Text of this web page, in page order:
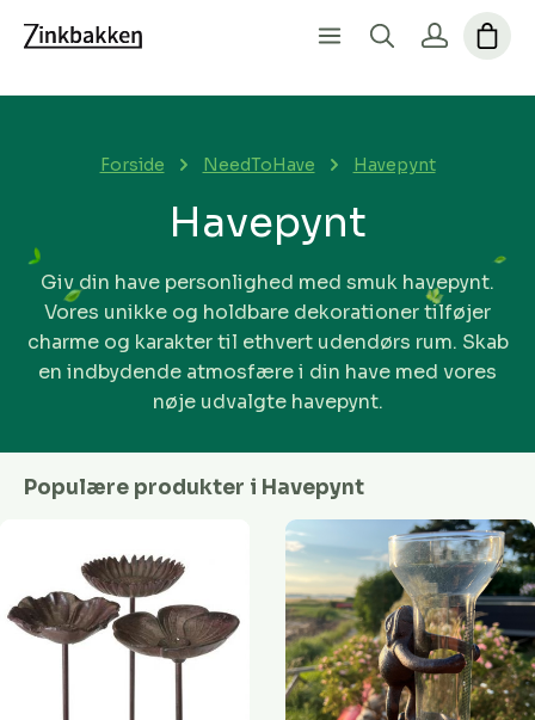
Forside NeedToHave Havepynt
Havepynt
Giv din have personlighed med smuk havepynt.
Vores unikke og holdbare dekorationer tilføjer
charme og karakter til ethvert udendørs rum. Skab
en indbydende atmosfære i din have med vores
nøje udvalgte havepynt.
Populære produkter i Havepynt